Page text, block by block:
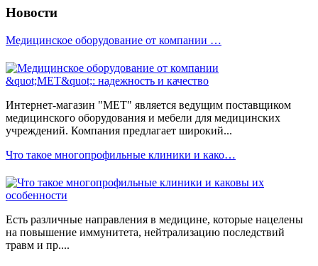
Новости
Медицинское оборудование от компании …
Интернет-магазин "МЕТ" является ведущим поставщиком
медицинского оборудования и мебели для медицинских
учреждений. Компания предлагает широкий...
Что такое многопрофильные клиники и како…
Есть различные направления в медицине, которые нацелены
на повышение иммунитета, нейтрализацию последствий
травм и пр....